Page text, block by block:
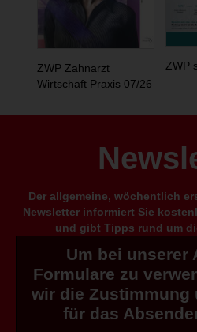
ZWP Zahnarzt
Wirtschaft Praxis 07/26
ZWP
Der allgemeine, wöchentlich
Newsletter informiert Sie
und gibt Tipps rund um
Um bei unserer
Formulare zu
wir die Zustimmung
für das